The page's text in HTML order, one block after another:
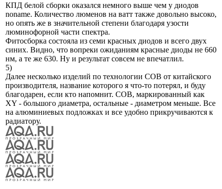
КПД белой сборки оказался немного выше чем у диодов
nоname. Количество люменов на ватт также довольно высоко,
но опять же в значительной степени благодаря узости
люминофорной части спектра.
Фитосборка состояла из семи красных диодов и всего двух
синих. Видно, что вопреки ожиданиям красные диоды не 660
нм, а те же 630. Ну и результат совсем не впечатлил.
5)
Далее несколько изделий по технологии COB от китайского
производителя, название которого я что-то потерял, и буду
благодарен, если кто напомнит. COB, маркированный как
XY - большого диаметра, остальные - диаметром меньше. Все
на алюминиевых подложках и все удобно прикручиваются к
радиатору.